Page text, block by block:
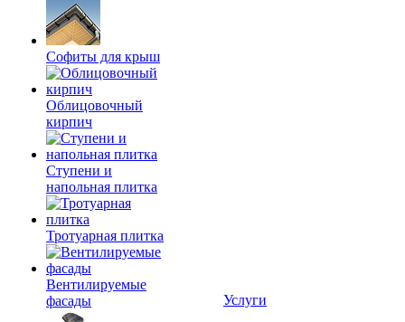
Софиты для крыш
Облицовочный
кирпич
Ступени и
напольная плитка
Тротуарная плитка
Вентилируемые
фасады
Услуги